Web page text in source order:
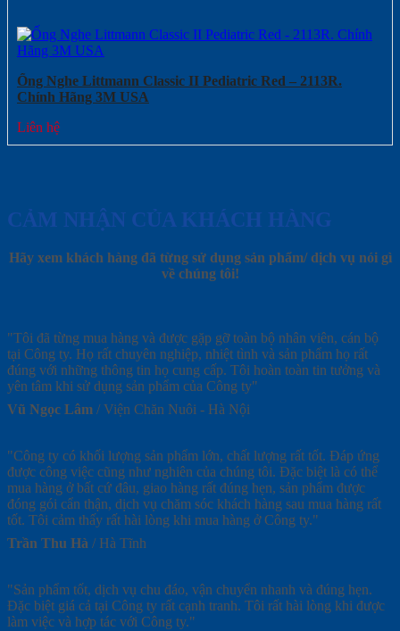
Ống Nghe Littmann Classic II Pediatric Red – 2113R.
Chính Hãng 3M USA
Liên hệ
CẢM NHẬN CỦA KHÁCH HÀNG
Hãy xem khách hàng đã từng sử dụng sản phẩm/ dịch vụ nói gì
về chúng tôi!
"Tôi đã từng mua hàng và được gặp gỡ toàn bộ nhân viên, cán bộ
tại Công ty. Họ rất chuyên nghiệp, nhiệt tình và sản phẩm họ rất
đúng với những thông tin họ cung cấp. Tôi hoàn toàn tin tưởng và
yên tâm khi sử dụng sản phẩm của Công ty"
Vũ Ngọc Lâm / Viện Chăn Nuôi - Hà Nội
"Công ty có khối lượng sản phẩm lớn, chất lượng rất tốt. Đáp ứng
được công việc cũng như nghiên của chúng tôi. Đặc biệt là có thể
mua hàng ở bất cứ đâu, giao hàng rất đúng hẹn, sản phẩm được
đóng gói cẩn thận, dịch vụ chăm sóc khách hàng sau mua hàng rất
tốt. Tôi cảm thấy rất hài lòng khi mua hàng ở Công ty."
Trần Thu Hà / Hà Tĩnh
"Sản phẩm tốt, dịch vụ chu đáo, vận chuyển nhanh và đúng hẹn.
Đặc biệt giá cả tại Công ty rất cạnh tranh. Tôi rất hài lòng khi được
làm việc và hợp tác với Công ty."